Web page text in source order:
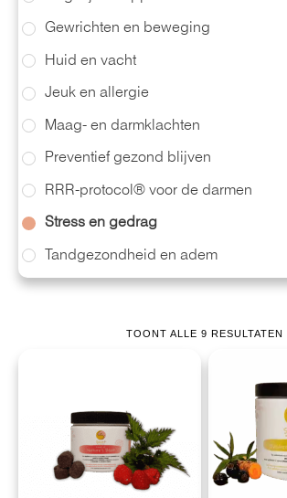
TOONT ALLE 9 RESULTATEN
Gewrichten en beweging
Huid en vacht
Jeuk en allergie
Maag- en darmklachten
Preventief gezond blijven
RRR-protocol® voor de darmen
Stress en gedrag
Tandgezondheid en adem